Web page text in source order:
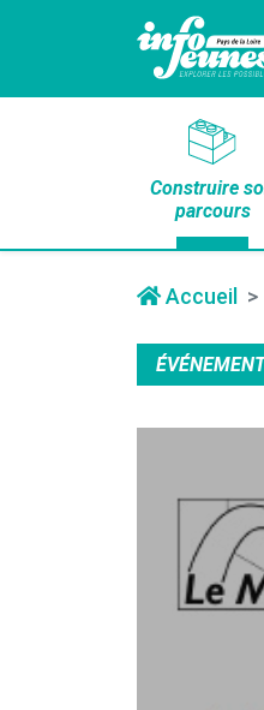
Construire
parcours
Accueil